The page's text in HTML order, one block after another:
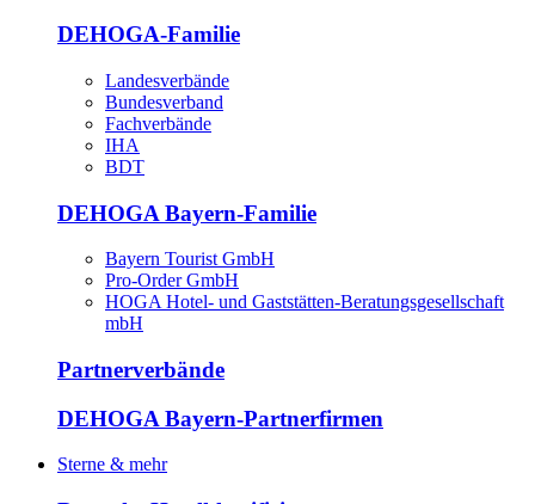
DEHOGA-Familie
Landesverbände
Bundesverband
Fachverbände
IHA
BDT
DEHOGA Bayern-Familie
Bayern Tourist GmbH
Pro-Order GmbH
HOGA Hotel- und Gaststätten-Beratungsgesellschaft
mbH
Partnerverbände
DEHOGA Bayern-Partnerfirmen
Sterne & mehr